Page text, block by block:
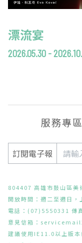
漂流宴
2026.05.30 -
服務專區
訂閱電子報
804407 高雄市鼓山區美
開放時間：週二至週日
電話：(07)5550331 傳
意見信箱：
建議使用IE11.0以上版